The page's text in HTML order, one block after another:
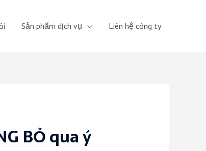
Sản phẩm dịch vụ Liên hệ công ty
BỎ qua ý